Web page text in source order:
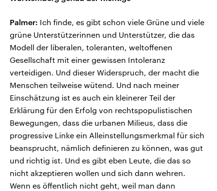
Palmer: Ich finde, es gibt schon viele Grüne und viele
grüne Unterstützerinnen und Unterstützer, die das
Modell der liberalen, toleranten, weltoffenen
Gesellschaft mit einer gewissen Intoleranz
verteidigen. Und dieser Widerspruch, der macht die
Menschen teilweise wütend. Und nach meiner
Einschätzung ist es auch ein kleinerer Teil der
Erklärung für den Erfolg von rechtspopulistischen
Bewegungen, dass die urbanen Milieus, dass die
progressive Linke ein Alleinstellungsmerkmal für sich
beansprucht, nämlich definieren zu können, was gut
und richtig ist. Und es gibt eben Leute, die das so
nicht akzeptieren wollen und sich dann wehren.
Wenn es öffentlich nicht geht, weil man dann